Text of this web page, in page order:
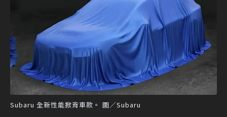
Subaru 全新性能掀背車款。 圖／Subaru